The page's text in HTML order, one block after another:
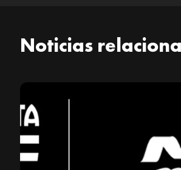
Noticias